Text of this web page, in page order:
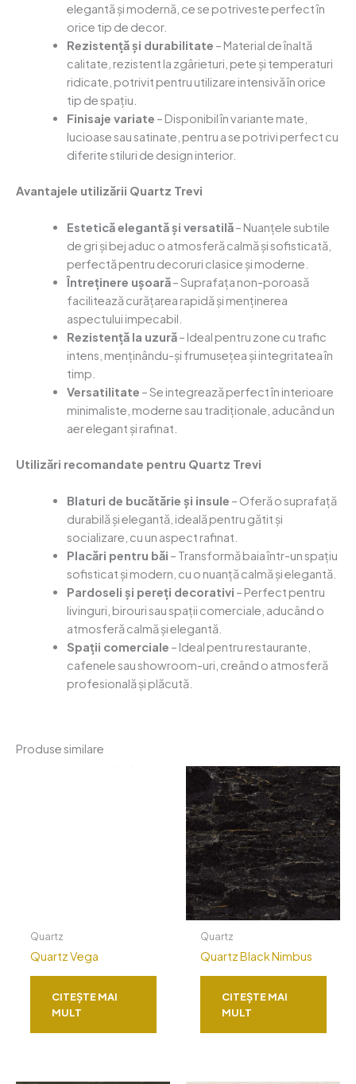
elegantă și modernă, ce se potriveste perfect în
orice tip de decor.
Rezistență și durabilitate – Material de înaltă
calitate, rezistent la zgârieturi, pete și temperaturi
ridicate, potrivit pentru utilizare intensivă în orice
tip de spațiu.
Finisaje variate – Disponibil în variante mate,
lucioase sau satinate, pentru a se potrivi perfect cu
diferite stiluri de design interior.
Avantajele utilizării Quartz Trevi
Estetică elegantă și versatilă– Nuanțele subtile
de gri și bej aduc o atmosferă calmă și sofisticată,
perfectă pentru decoruri clasice și moderne.
Întreținere ușoară– Suprafața non-poroasă
facilitează curățarea rapidă și menținerea
aspectului impecabil.
Rezistență la uzură– Ideal pentru zone cu trafic
intens, menținându-și frumusețea și integritatea în
timp.
Versatilitate – Se integrează perfect în interioare
minimaliste, moderne sau tradiționale, aducând un
aer elegant și rafinat.
Utilizări recomandate pentru Quartz Trevi
Blaturi de bucătărie și insule – Oferă o suprafață
durabilă și elegantă, ideală pentru gătit și
socializare, cu un aspect rafinat.
Placări pentru băi – Transformă baia într-un spațiu
sofisticat și modern, cu o nuanță calmă și elegantă.
Pardoseli și pereți decorativi – Perfect pentru
livinguri, birouri sau spații comerciale, aducând o
atmosferă calmă și elegantă.
Spații comerciale – Ideal pentru restaurante,
cafenele sau showroom-uri, creând o atmosferă
profesională și plăcută.
Produse similare
Quartz
Quartz Vega
CITEȘTE MAI
MULT
Quartz
Quartz Black Nimbus
CITEȘTE MAI
MULT